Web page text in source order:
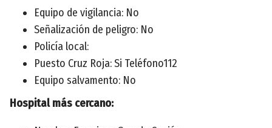
Equipo de vigilancia: No
Señalización de peligro: No
Policía local:
Puesto Cruz Roja: Si Teléfono112
Equipo salvamento: No
Hospital más cercano: